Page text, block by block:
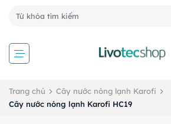
Trang chủ
Cây nước nóng lạnh Karofi
Cây nước nóng lạnh Karofi HC19